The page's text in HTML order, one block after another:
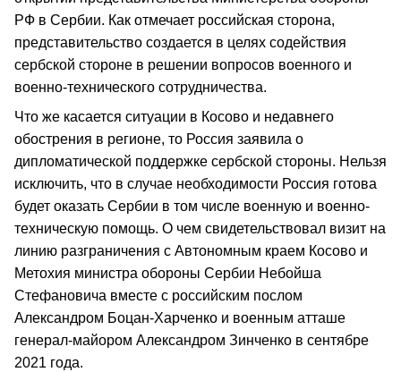
РФ в Сербии. Как отмечает российская сторона,
представительство создается в целях содействия
сербской стороне в решении вопросов военного и
военно-технического сотрудничества.
Что же касается ситуации в Косово и недавнего
обострения в регионе, то Россия заявила о
дипломатической поддержке сербской стороны. Нельзя
исключить, что в случае необходимости Россия готова
будет оказать Сербии в том числе военную и военно-
техническую помощь. О чем свидетельствовал визит на
линию разграничения с Автономным краем Косово и
Метохия министра обороны Сербии Небойша
Стефановича вместе с российским послом
Александром Боцан-Харченко и военным атташе
генерал-майором Александром Зинченко в сентябре
2021 года.